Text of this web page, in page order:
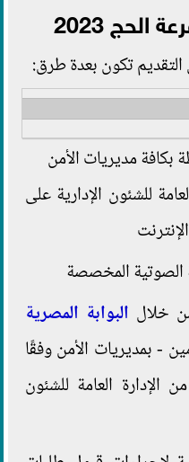
2023
التقديم تكون بعدة طرق:
للشئون الإدارية على
خلال البوابة المصرية
- بمديريات الأمن وفقًا
الإدارة العامة للشئون